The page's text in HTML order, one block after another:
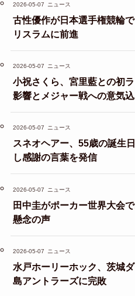
2026-05-07 ニュース
古性優作が日本選手権競輪
リスラムに前進
2026-05-07 ニュース
小祝さくら、宮里藍との初
影響とメジャー戦への意気
2026-05-07 ニュース
スネオヘアー、55歳の誕生
し感謝の言葉を発信
2026-05-07 ニュース
田中圭がポーカー世界大会
懸念の声
2026-05-07 ニュース
水戸ホーリーホック、茨城
島アントラーズに完敗